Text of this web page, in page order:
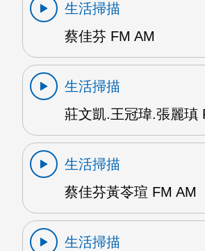
生活掃描
蔡佳芬 FM AM
生活掃描
莊文凱.王冠瑋.張麗瑱
生活掃描
蔡佳芬黃苓瑄 FM AM
生活掃描